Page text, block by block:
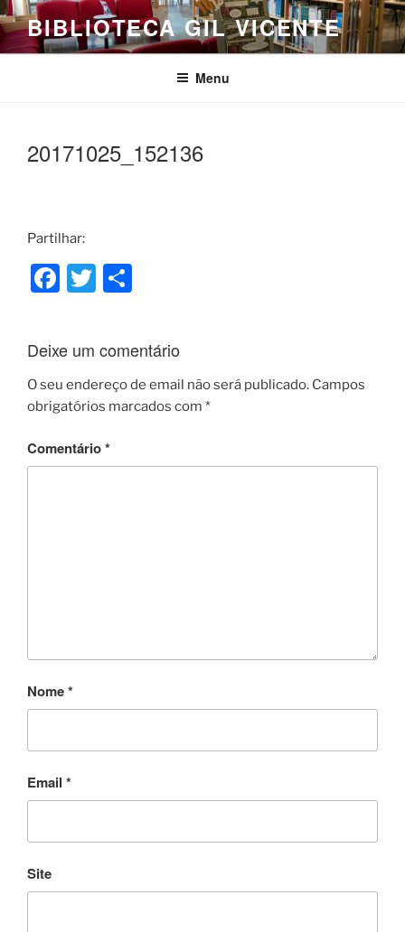
Saltar
para
o
BIBLIOTECA GIL VICENTE
Menu
20171025_152136
Partilhar:
F
e
b
o
o
T
er
ar
e
Deixe um comentário
O seu endereço de email não será publicado. Campos
obrigatórios marcados com *
Comentário*
Nome*
Email *
Site